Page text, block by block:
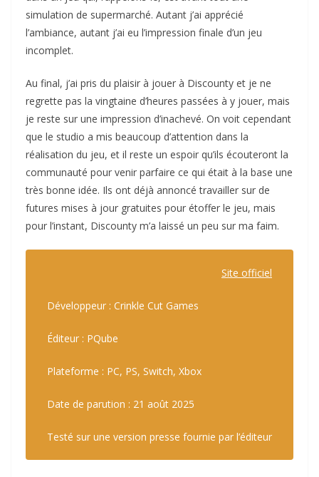
simulation de supermarché. Autant j’ai apprécié
l’ambiance, autant j’ai eu l’impression finale d’un jeu
incomplet.
Au final, j’ai pris du plaisir à jouer à Discounty et je ne
regrette pas la vingtaine d’heures passées à y jouer, mais
je reste sur une impression d’inachevé. On voit cependant
que le studio a mis beaucoup d’attention dans la
réalisation du jeu, et il reste un espoir qu’ils écouteront la
communauté pour venir parfaire ce qui était à la base une
très bonne idée. Ils ont déjà annoncé travailler sur de
futures mises à jour gratuites pour étoffer le jeu, mais
pour l’instant, Discounty m’a laissé un peu sur ma faim.
Site officiel
Développeur : Crinkle Cut Games
Éditeur : PQube
Plateforme : PC, PS, Switch, Xbox
Date de parution : 21 août 2025
Testé sur une version presse fournie par l’éditeur